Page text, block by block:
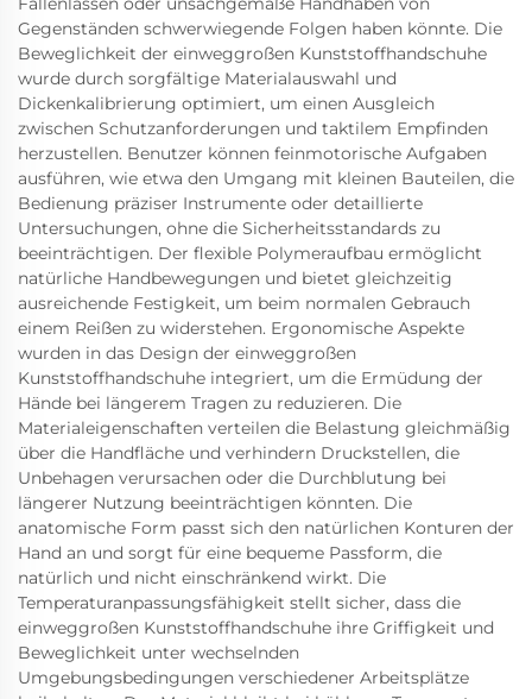
Gegenständen schwerwiegende Folgen haben könnte. Die
Beweglichkeit der einweggroßen Kunststoffhandschuhe
wurde durch sorgfältige Materialauswahl und
Dickenkalibrierung optimiert, um einen Ausgleich
zwischen Schutzanforderungen und taktilem Empfinden
herzustellen. Benutzer können feinmotorische Aufgaben
ausführen, wie etwa den Umgang mit kleinen Bauteilen, die
Bedienung präziser Instrumente oder detaillierte
Untersuchungen, ohne die Sicherheitsstandards zu
beeinträchtigen. Der flexible Polymeraufbau ermöglicht
natürliche Handbewegungen und bietet gleichzeitig
ausreichende Festigkeit, um beim normalen Gebrauch
einem Reißen zu widerstehen. Ergonomische Aspekte
wurden in das Design der einweggroßen
Kunststoffhandschuhe integriert, um die Ermüdung der
Hände bei längerem Tragen zu reduzieren. Die
Materialeigenschaften verteilen die Belastung gleichmäßig
über die Handfläche und verhindern Druckstellen, die
Unbehagen verursachen oder die Durchblutung bei
längerer Nutzung beeinträchtigen könnten. Die
anatomische Form passt sich den natürlichen Konturen der
Hand an und sorgt für eine bequeme Passform, die
natürlich und nicht einschränkend wirkt. Die
Temperaturanpassungsfähigkeit stellt sicher, dass die
einweggroßen Kunststoffhandschuhe ihre Griffigkeit und
Beweglichkeit unter wechselnden
Umgebungsbedingungen verschiedener Arbeitsplätze